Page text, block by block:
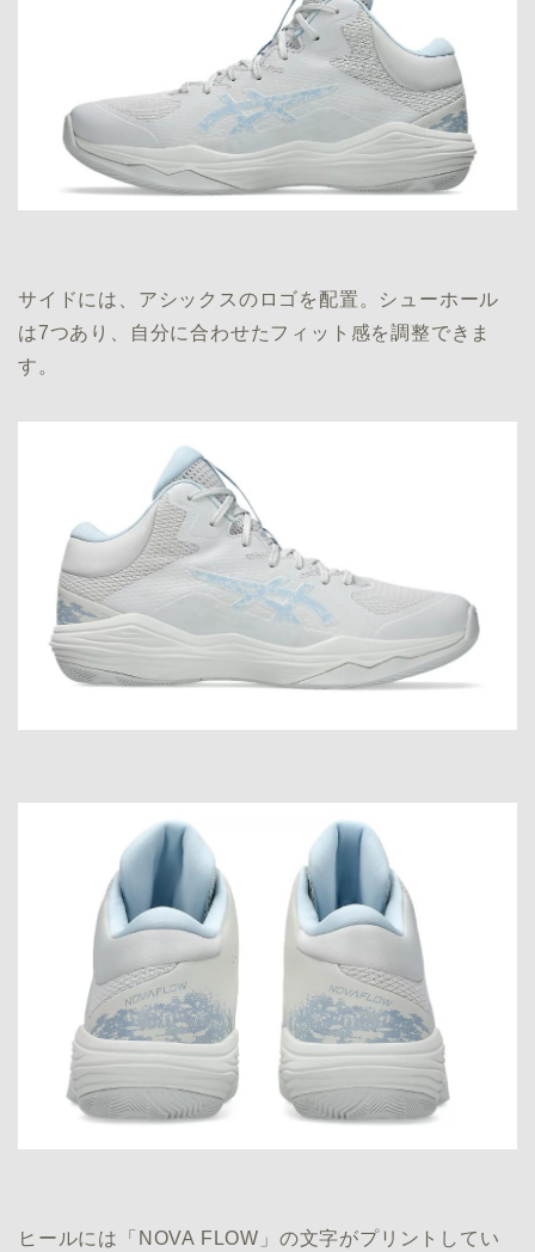
サイドには、アシックスのロゴを配置。シューホール
は7つあり、自分に合わせたフィット感を調整できま
す。
ヒールには「NOVA FLOW」の文字がプリントしてい